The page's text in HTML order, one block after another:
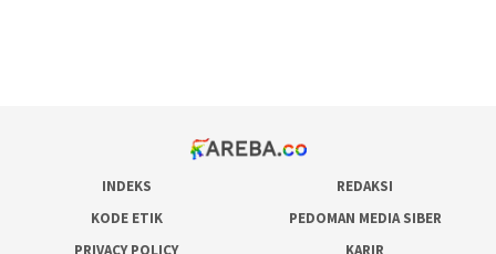
INDEKS
REDAKSI
KODE ETIK
PEDOMAN MEDIA SIBER